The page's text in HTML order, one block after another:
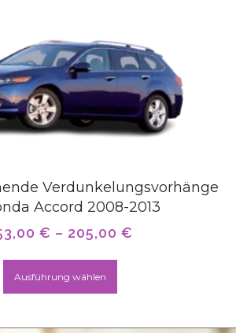
Verdunkelungsvorhänge
Accord 2008-2013
€ – 205,00 €
Ausführung wählen